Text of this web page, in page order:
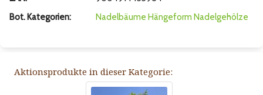
Bot. Kategorien:
Nadelbäume Hängeform Nadelgehölze
Aktionsprodukte in dieser Kategorie: